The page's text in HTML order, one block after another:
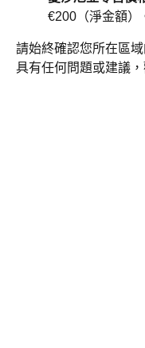
€200（淨金額）
請始終確認您所在區
具有任何問題或建議，